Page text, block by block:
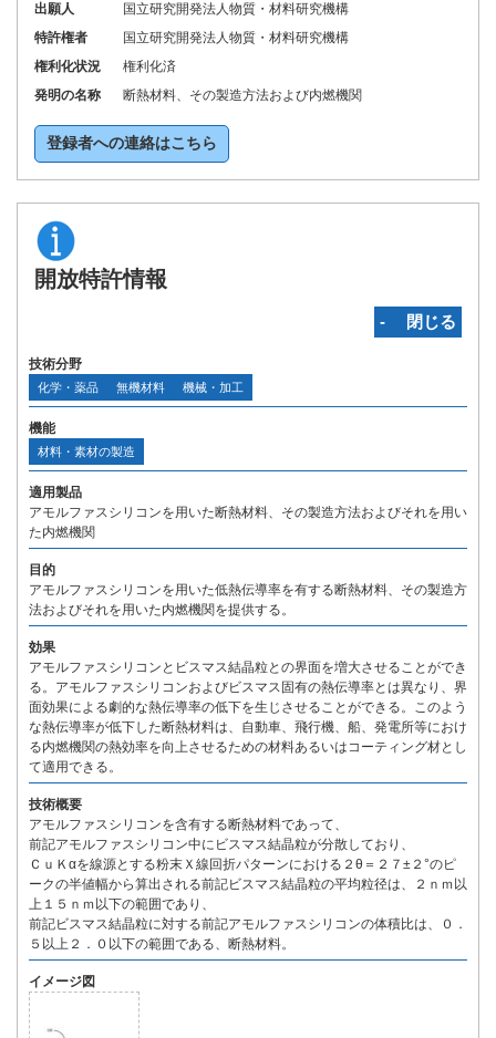
出願人
国立研究開発法人物質・材料研究機構
特許権者
国立研究開発法人物質・材料研究機構
権利化状況
権利化済
発明の名称
断熱材料、その製造方法および内燃機関
登録者への連絡はこちら
開放特許情報
‐ 閉じる
技術分野
化学・薬品 無機材料 機械・加工
機能
材料・素材の製造
適用製品
アモルファスシリコンを用いた断熱材料、その製造方法およびそれを用い
た内燃機関
目的
アモルファスシリコンを用いた低熱伝導率を有する断熱材料、その製造方
法およびそれを用いた内燃機関を提供する。
効果
アモルファスシリコンとビスマス結晶粒との界面を増大させることができ
る。アモルファスシリコンおよびビスマス固有の熱伝導率とは異なり、界
面効果による劇的な熱伝導率の低下を生じさせることができる。このよう
な熱伝導率が低下した断熱材料は、自動車、飛行機、船、発電所等におけ
る内燃機関の熱効率を向上させるための材料あるいはコーティング材とし
て適用できる。
技術概要
アモルファスシリコンを含有する断熱材料であって、
前記アモルファスシリコン中にビスマス結晶粒が分散しており、
ＣｕＫαを線源とする粉末Ｘ線回折パターンにおける２θ＝２７±２°のピ
ークの半値幅から算出される前記ビスマス結晶粒の平均粒径は、２ｎｍ以
上１５ｎｍ以下の範囲であり、
前記ビスマス結晶粒に対する前記アモルファスシリコンの体積比は、０．
５以上２．０以下の範囲である、断熱材料。
イメージ図